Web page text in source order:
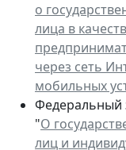
о
лица в
через сеть
мобильных
Федеральный
"О
лиц и